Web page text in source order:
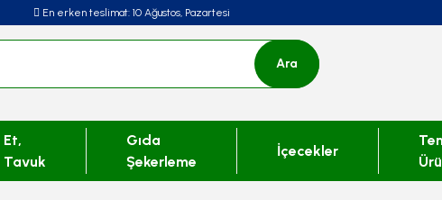
En erken teslimat: 10 Ağustos, Pazartesi
Ara
Et,
Tavuk
Gıda
Şekerleme
İçecekler